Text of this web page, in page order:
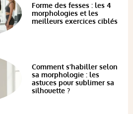
Forme des fesses : les 4
morphologies et les
meilleurs exercices ciblés
Comment s’habiller selon
sa morphologie : les
astuces pour sublimer sa
silhouette ?